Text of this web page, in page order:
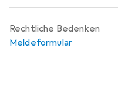
Rechtliche Bedenken
Meldeformular